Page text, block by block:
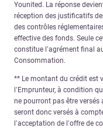
Younited. La réponse
réception des justificatifs
des contrôles
effective des fonds. Seule
constitue l’agrément final
Consommation.
** Le montant du crédit est
l’Emprunteur, à condition
ne pourront pas être
seront donc versés à
l’acceptation de l’offre de